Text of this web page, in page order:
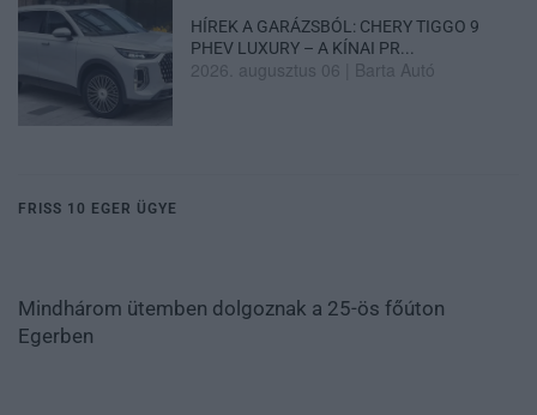
HÍREK A GARÁZSBÓL: CHERY TIGGO 9
PHEV LUXURY – A KÍNAI PR...
2026. augusztus 06 Barta Autó
FRISS 10 EGER ÜGYE
Mindhárom ütemben dolgoznak a 25-ös főúton
Egerben